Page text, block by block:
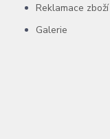
Reklamace zboží
Galerie